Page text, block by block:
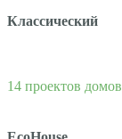
Классический
14 проектов домов